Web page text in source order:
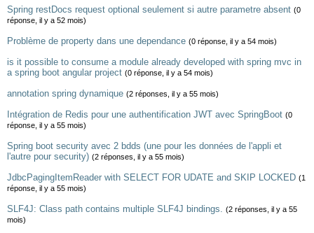
Spring restDocs request optional seulement si autre parametre absent (0
réponse, il y a 52 mois)
Problème de property dans une dependance (0 réponse, il y a 54 mois)
is it possible to consume a module already developed with spring mvc in
a spring boot angular project (0 réponse, il y a 54 mois)
annotation spring dynamique (2 réponses, il y a 55 mois)
Intégration de Redis pour une authentification JWT avec SpringBoot (0
réponse, il y a 55 mois)
Spring boot security avec 2 bdds (une pour les données de l'appli et
l'autre pour security) (2 réponses, il y a 55 mois)
JdbcPagingItemReader with SELECT FOR UDATE and SKIP LOCKED (1
réponse, il y a 55 mois)
SLF4J: Class path contains multiple SLF4J bindings. (2 réponses, il y a 55
mois)